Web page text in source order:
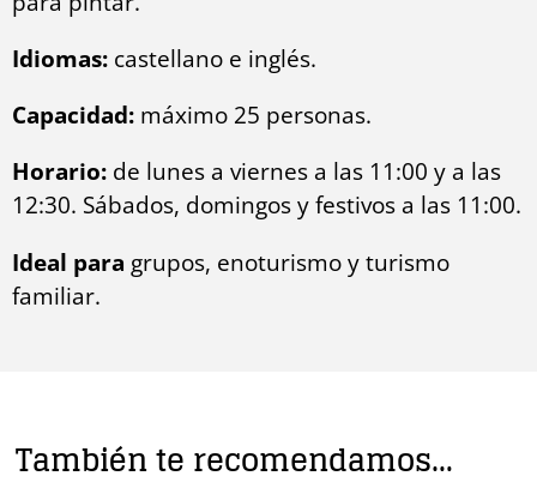
Idiomas: castellano e inglés.
Capacidad: máximo 25 personas.
Horario: de lunes a viernes a las 11:00 y a las
12:30. Sábados, domingos y festivos a las 11:00.
Ideal para grupos, enoturismo y turismo
familiar.
También te recomendamos…